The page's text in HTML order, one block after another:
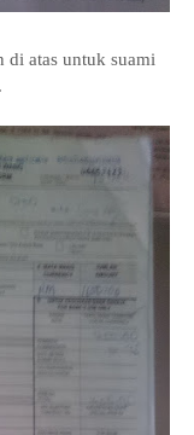
di atas untuk suami